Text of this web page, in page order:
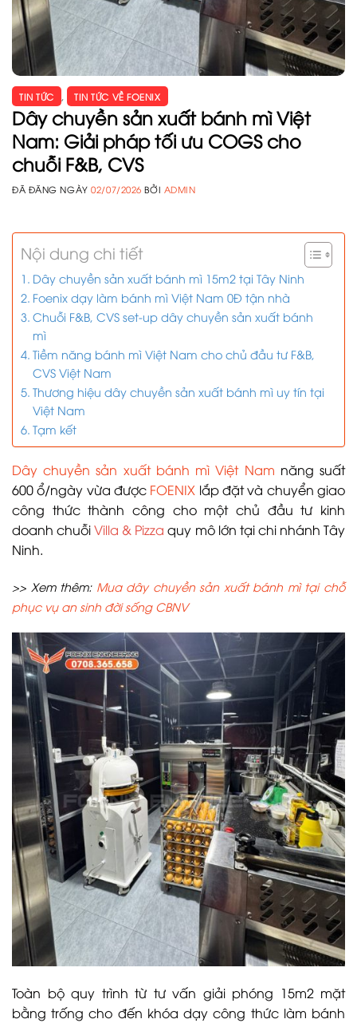
TIN TỨC , TIN TỨC VỀ FOENIX
Dây chuyền sản xuất bánh mì Việt
Nam: Giải pháp tối ưu COGS cho
chuỗi F&B, CVS
ĐÃ ĐĂNG NGÀY02/07/2026 BỞI ADMIN
Nội dung chi tiết
Dây chuyền sản xuất bánh mì 15m2 tại Tây Ninh
Foenix dạy làm bánh mì Việt Nam 0Đ tận nhà
Chuỗi F&B, CVS set-up dây chuyền sản xuất bánh
mì
Tiềm năng bánh mì Việt Nam cho chủ đầu tư F&B,
CVS Việt Nam
Thương hiệu dây chuyền sản xuất bánh mì uy tín tại
Việt Nam
Tạm kết
Dây chuyền sản xuất bánh mì Việt Nam năng suất
600 ổ/ngày vừa được FOENIX lắp đặt và chuyển giao
công thức thành công cho một chủ đầu tư kinh
doanh chuỗiVilla & Pizza quy mô lớn tại chi nhánh Tây
Ninh.
>> Xem thêm: Mua dây chuyền sản xuất bánh mì tại chỗ
phục vụ an sinh đời sống CBNV
Toàn bộ quy trình từ tư vấn giải phóng 15m2 mặt
bằng trống cho đến khóa dạy công thức làm bánh